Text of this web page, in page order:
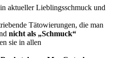
aktueller Lieblingsschmuck und
Tätowierungen, die man
nicht als „Schmuck“
sie in allen